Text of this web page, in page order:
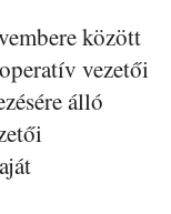
között
vezetői
álló